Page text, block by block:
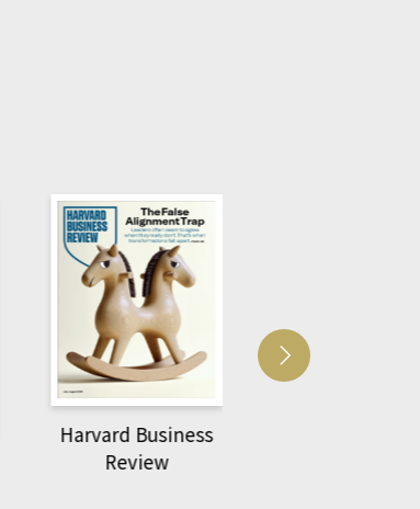
萌動力一頁漫畫學生